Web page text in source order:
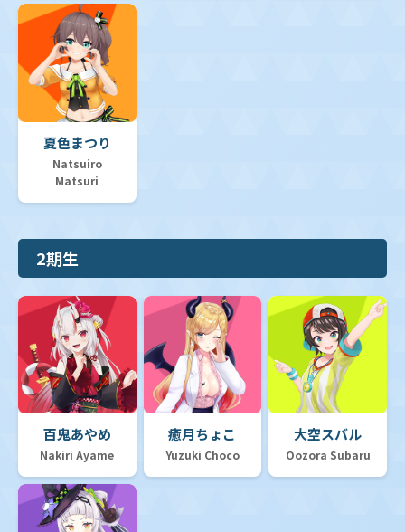
夏色まつり
Natsuiro
Matsuri
2期生
百鬼あやめ
Nakiri Ayame
癒月ちょこ
Yuzuki Choco
大空スバル
Oozora Subaru